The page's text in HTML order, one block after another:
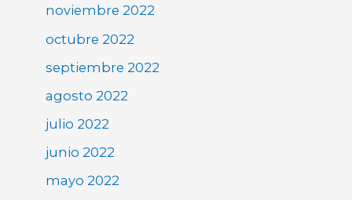
noviembre 2022
octubre 2022
septiembre 2022
agosto 2022
julio 2022
junio 2022
mayo 2022